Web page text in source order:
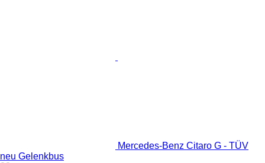
Mercedes-Benz Citaro G - TÜV
neu Gelenkbus